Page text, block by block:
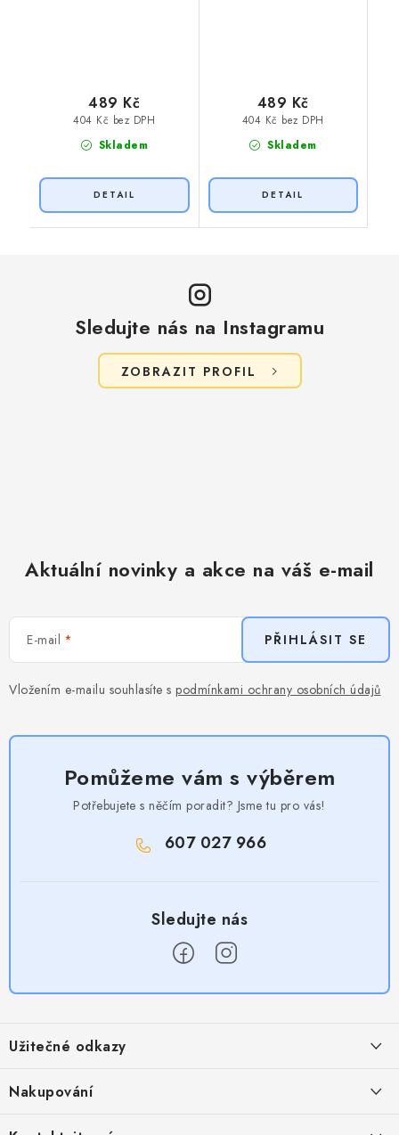
Skladem
404 Kč bez DPH
489 Kč
Skladem
404 Kč bez DPH
489 Kč
Sledujte nás na Instagramu
ZOBRAZIT PROFIL
Aktuální novinky a akce na váš e-mail
E-mail
Vložením e-mailu souhlasíte s podmínkami ochrany osobních údajů
PŘIHLÁSIT SE
Pomůžeme vám s výběrem
Potřebujete s něčím poradit? Jsme tu pro vás!
607 027 966
p
a
Užitečné odkazy
Nakupování